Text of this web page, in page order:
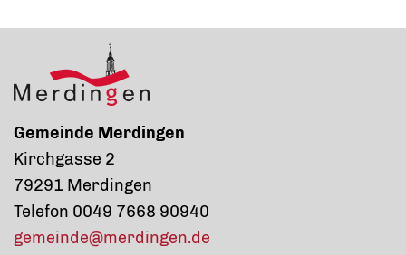
Gemeinde Merdingen
Kirchgasse 2
79291 Merdingen
Telefon 0049 7668 90940
gemeinde@merdingen.de